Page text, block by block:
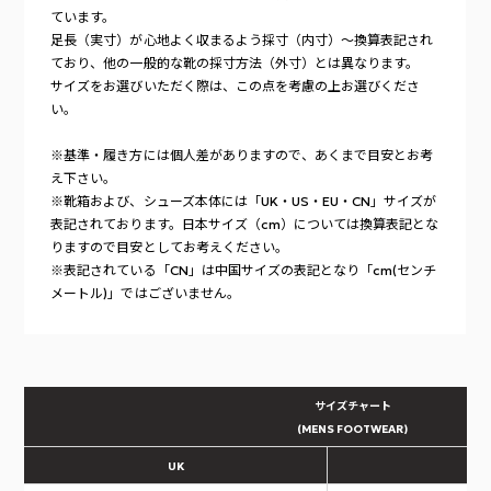
ています。
足長（実寸）が心地よく収まるよう採寸（内寸）～換算表記され
ており、他の一般的な靴の採寸方法（外寸）とは異なります。
サイズをお選びいただく際は、この点を考慮の上お選びくださ
い。
※基準・履き方には個人差がありますので、あくまで目安とお考
え下さい。
※靴箱および、シューズ本体には「UK・US・EU・CN」サイズが
表記されております。日本サイズ（cm）については換算表記とな
りますので目安としてお考えください。
※表記されている「CN」は中国サイズの表記となり「cm(センチ
メートル)」ではございません。
サイズチャート
(MENS FOOTWEAR)
UK